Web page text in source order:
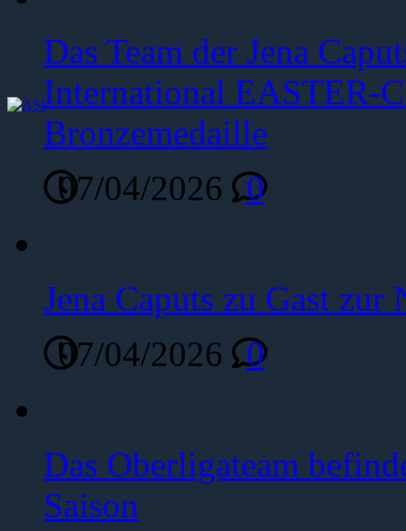
Das Team der Jena
International EASTER-
Bronzemedaille
07/04/2026
0
Jena Caputs zu Gast zur
07/04/2026
0
Das Oberligateam
Saison